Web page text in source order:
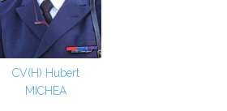
CV(H) Hubert
MICHEA